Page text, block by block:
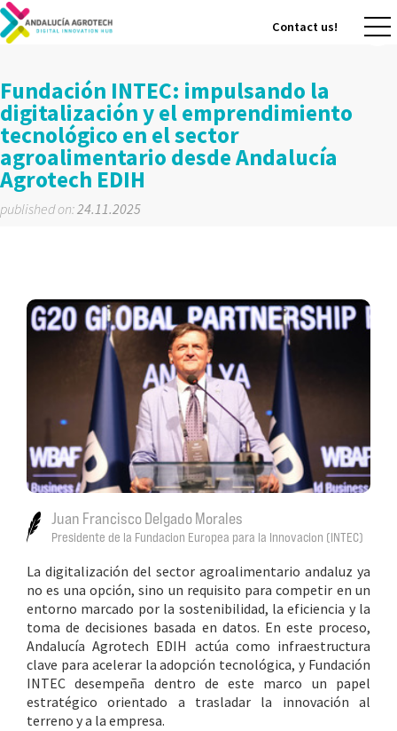
Contact us!
Fundación INTEC: impulsando la
digitalización y el emprendimiento
tecnológico en el sector
agroalimentario desde Andalucía
Agrotech EDIH
published on:24.11.2025
Juan Francisco Delgado Morales
Presidente de la Fundacion Europea para la Innovacion (INTEC)
La digitalización del sector agroalimentario andaluz ya
no es una opción, sino un requisito para competir en un
entorno marcado por la sostenibilidad, la eficiencia y la
toma de decisiones basada en datos. En este proceso,
Andalucía Agrotech EDIH actúa como infraestructura
clave para acelerar la adopción tecnológica, y Fundación
INTEC desempeña dentro de este marco un papel
estratégico orientado a trasladar la innovación al
terreno y a la empresa.